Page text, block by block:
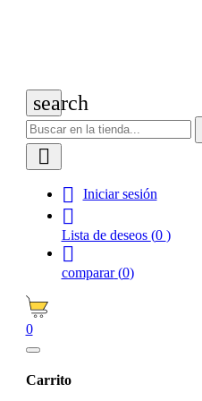
search


Iniciar sesión

Lista de deseos (0 )

comparar (0)
0
Carrito